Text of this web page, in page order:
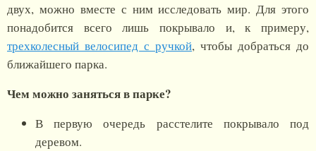
двух, можно вместе с ним исследовать мир. Для этого
понадобится всего лишь покрывало и, к примеру,
трехколесный велосипед с ручкой, чтобы добраться до
ближайшего парка.
Чем можно заняться в парке?
В первую очередь расстелите покрывало под
деревом.